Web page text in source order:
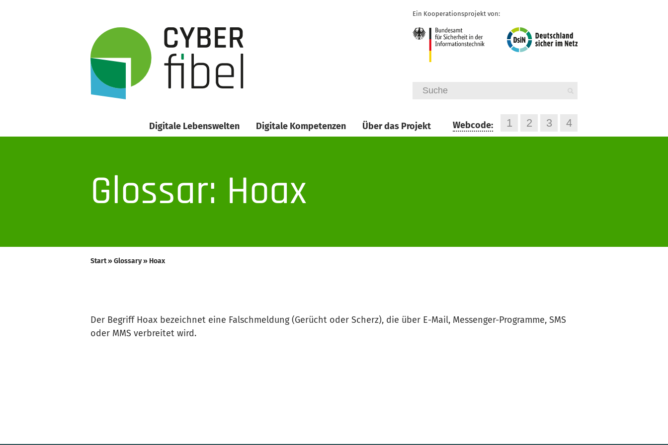
Ein Kooperationsprojekt von:
Digitale Lebenswelten Digitale Kompetenzen Über das Projekt Webcode:
Glossar: Hoax
Start»Glossary» Hoax
Der Begriff Hoax bezeichnet eine Falschmeldung (Gerücht oder Scherz), die über E-Mail, Messenger-Programme, SMS
oder MMS verbreitet wird.